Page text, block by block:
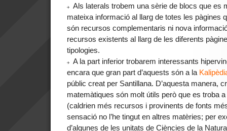
Als laterals trobem una sèrie de blocs que es
mateixa informació al llarg de totes les pàgines
són recursos complementaris ni nova
recursos existents al llarg de les diferents
tipologies.
A la part inferior trobarem interessants
encara que gran part d’aquests són a la
públic creat per Santillana. D’aquesta manera,
matemàtiques són molt útils però que es troba
(caldrien més recursos i provinents de fonts
sensació no l’he tingut en altres matèries; per
d’algunes de les unitats de Ciències de la